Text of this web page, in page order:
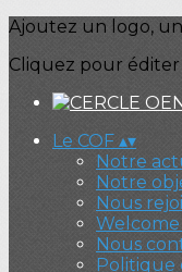
Ajoutez un logo,
Cliquez pour éditer
Le COF ▴▾
Notre
Notre
Nous
Welcome
Nous
Politique